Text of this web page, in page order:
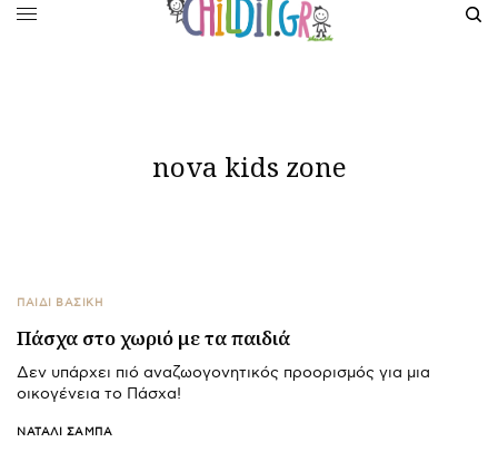
nova kids zone
ΠΑΙΔΙ ΒΑΣΙΚΉ
Πάσχα στο χωριό με τα παιδιά
Δεν υπάρχει πιό αναζωογονητικός προορισμός για μια
οικογένεια το Πάσχα!
ΝΑΤΑΛΊ ΣΑΜΠΆ